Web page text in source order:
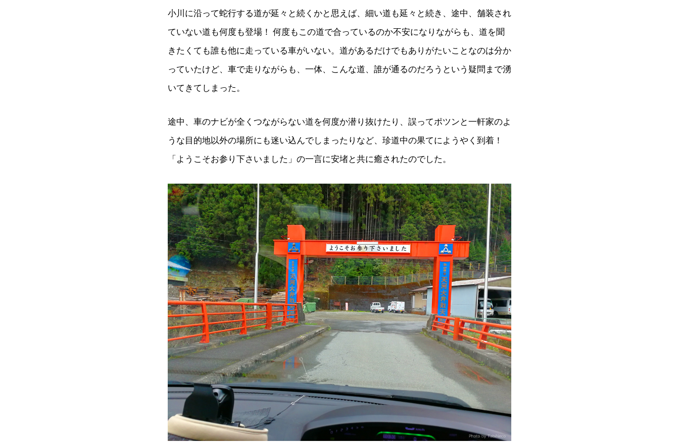
小川に沿って蛇行する道が延々と続くかと思えば、細い道も延々と続き、途中、舗装され
ていない道も何度も登場！ 何度もこの道で合っているのか不安になりながらも、道を聞
きたくても誰も他に走っている車がいない。道があるだけでもありがたいことなのは分か
っていたけど、車で走りながらも、一体、こんな道、誰が通るのだろうという疑問まで湧
いてきてしまった。
途中、車のナビが全くつながらない道を何度か潜り抜けたり、誤ってポツンと一軒家のよ
うな目的地以外の場所にも迷い込んでしまったりなど、珍道中の果てにようやく到着！
「ようこそお参り下さいました」の一言に安堵と共に癒されたのでした。